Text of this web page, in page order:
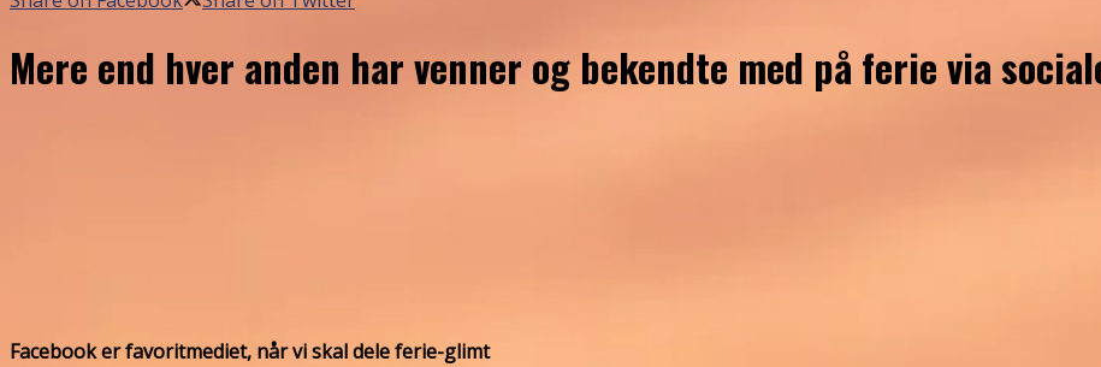
Mere end hver anden har venner og bekendte med på ferie via
Facebook er favoritmediet, når vi skal dele ferie-glimt